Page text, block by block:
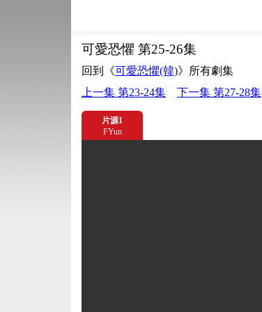
可愛恐懼 第25-26集
回到《可愛恐懼(韓)》所有劇集
上一集 第23-24集
下一集 第27-28集
片源1
FYun